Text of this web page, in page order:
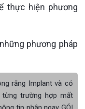
răng Implant và có
trường hợp mất